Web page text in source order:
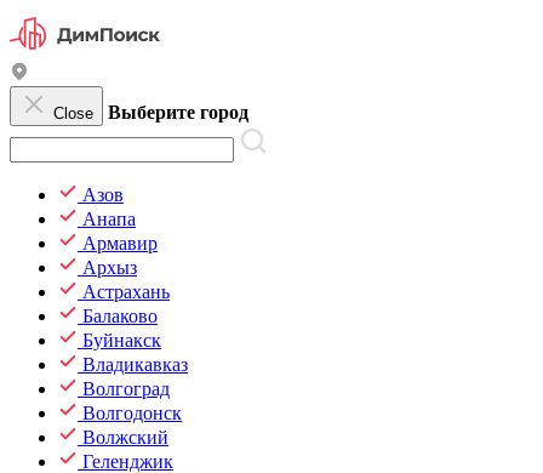
Close Выберите город
Азов
Анапа
Армавир
Архыз
Астрахань
Балаково
Буйнакск
Владикавказ
Волгоград
Волгодонск
Волжский
Геленджик